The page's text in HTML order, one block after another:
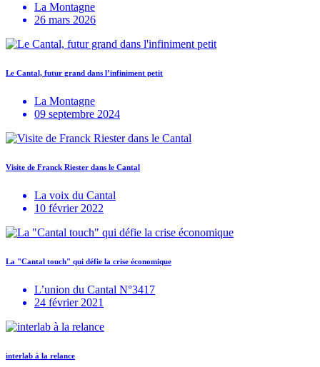
La Montagne
26 mars 2026
Le Cantal, futur grand dans l’infiniment petit
La Montagne
09 septembre 2024
Visite de Franck Riester dans le Cantal
La voix du Cantal
10 février 2022
La "Cantal touch" qui défie la crise économique
L’union du Cantal N°3417
24 février 2021
interlab à la relance